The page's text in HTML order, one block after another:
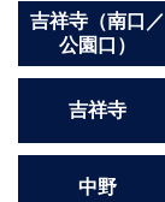
吉祥寺（南口／
公園口）
吉祥寺
中野
西船橋
柏（西口）
柏（東口）
茂原
東金